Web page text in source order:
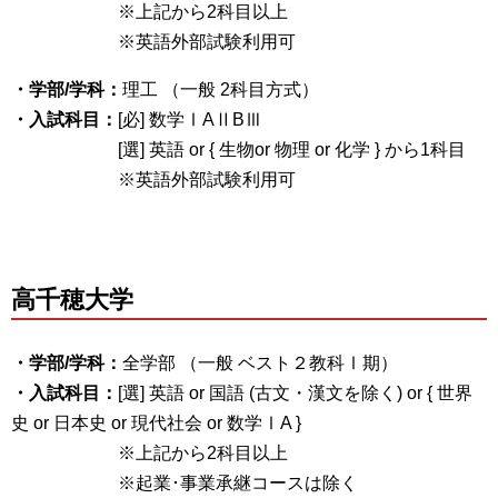
※上記から2科目以上
※英語外部試験利用可
・学部/学科： 理工 （一般 2科目方式）
・入試科目： [必] 数学ⅠAⅡBⅢ
[選] 英語 or { 生物or 物理 or 化学 } から1科目
※英語外部試験利用可
高千穂大学
・学部/学科： 全学部 （一般 ベスト２教科Ⅰ期）
・入試科目： [選] 英語 or 国語 (古文・漢文を除く) or { 世界
史 or 日本史 or 現代社会 or 数学ⅠA }
※上記から2科目以上
※起業･事業承継コースは除く